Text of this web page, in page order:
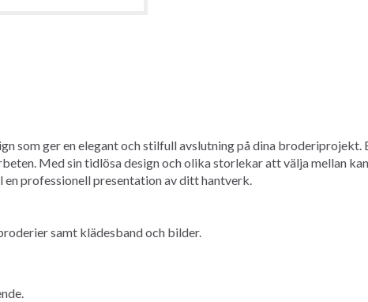
som ger en elegant och stilfull avslutning på dina broderiprojekt.
Med sin tidlösa design och olika storlekar att välja mellan kan
professionell presentation av ditt hantverk.
samt klädesband och bilder.